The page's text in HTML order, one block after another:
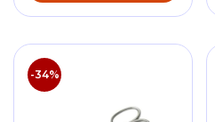
-34%